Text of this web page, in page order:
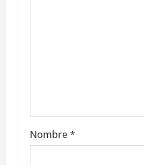
a
s
Nombre*